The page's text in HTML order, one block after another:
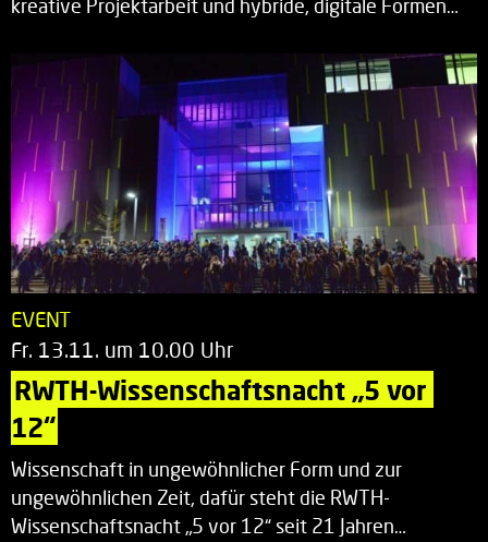
kreative Projektarbeit und hybride, digitale Formen…
EVENT
Fr. 13.11. um 10.00 Uhr
RWTH-Wissenschaftsnacht „5 vor
12“
Wissenschaft in ungewöhnlicher Form und zur
ungewöhnlichen Zeit, dafür steht die RWTH-
Wissenschaftsnacht „5 vor 12“ seit 21 Jahren…